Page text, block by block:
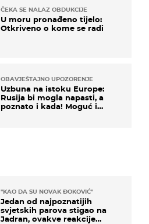
ČEKA SE NALAZ OBDUKCIJE
U moru pronađeno tijelo:
Otkriveno o kome se radi
OBAVJEŠTAJNO UPOZORENJE
Uzbuna na istoku Europe:
Rusija bi mogla napasti, a
poznato i kada! Moguć i
"KAO DA SU NOVAK ĐOKOVIĆ"
Jedan od najpoznatijih
svjetskih parova stigao na
Jadran, ovakve reakcije